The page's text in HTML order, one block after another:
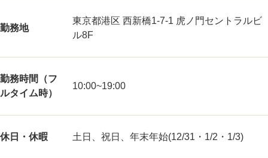
勤務地
東京都港区 西新橋1-7-1 虎ノ門セントラルビ
ル8F
勤務時間（フ
ルタイム時）
10:00~19:00
休日・休暇 土日、祝日、年末年始(12/31・1/2・1/3)